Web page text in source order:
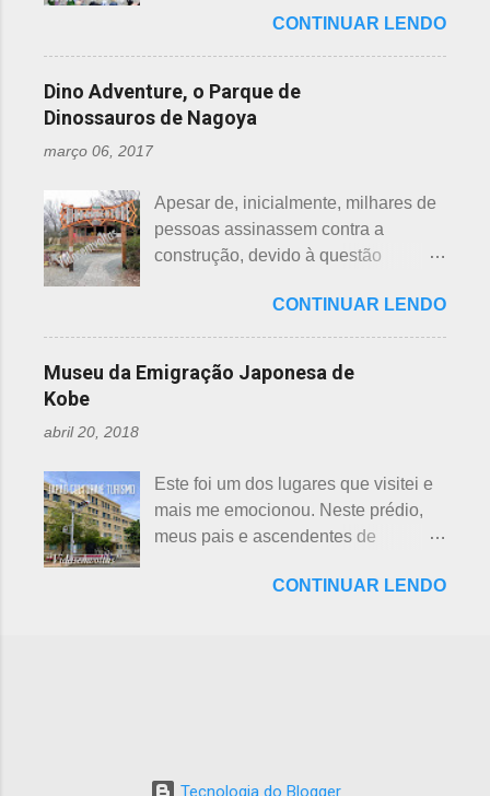
este significado para o climatério
mares, 7 dias da semana, 7 cores, 7
anões, etc... Budistas acreditam em 7
reencarnações. Japoneses
comemoram o sétimo dia após o
semana após a morte e, novamente,
depois de 7 semanas. Não descobri
a razão, mas não é de estranhar
porque há 7 deuses da sorte.
Shichifukujin (七 福神) significa "Sete
xintoísmo. Shichi ...
origem do futebol. Muitos povos dos
antigos Egito, Grécia e Roma já
tiveram jogos semelhantes há
milhares de anos, além dos sempre
citados chineses e japoneses. Longe
atualmente, o futebol caiu no gosto
deles e é o primeiro no ranking. O
beisebol caiu para o segundo lugar. A
japoneses foi crescendo
gradativamente. Algumas pesquisas
de poucos anos atrás, mostravam o
pelo futebol ultrapassou o beisebol.
Existem campos de futebol
espalhados por todo o arquipélago.
Nos trens, encontramos muitos
garotos japoneses praticantes do
CONTINUAR LENDO
Dino Adventure, o Parque de
Dinossauros de Nagoya
março 06, 2017
Apesar de, inicialmente, milhares de
pessoas assinassem contra a
construção, devido à questão
dinossauros, Dino Adventure
Nagoya, foi inaugurado em julho do
ano passado (2016), junto ao Odaka
Ryokuchi, localizado em Sakyoyama,
danos ou prejuízo. Dino Adventure é
um parque temático que contém 18
réplicas de dinossauros, com sons e
a curiosidade. O som é obtido a partir
parque semelhante, porém os
CONTINUAR LENDO
Museu da Emigração Japonesa de
Kobe
abril 20, 2018
Este foi um dos lugares que visitei e
mais me emocionou. Neste prédio,
meus pais e ascendentes de
estiveram pela última vez no Japão,
CONTINUAR LENDO
Tecnologia do Blogger